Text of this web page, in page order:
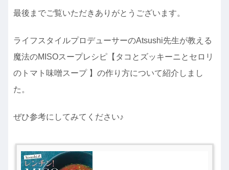
最後までご覧いただきありがとうございます。
ライフスタイルプロデューサーのAtsushi先生が教える
魔法のMISOスープレシピ【タコとズッキーニとセロリ
のトマト味噌スープ 】の作り方について紹介しまし
た。
ぜひ参考にしてみてください♪